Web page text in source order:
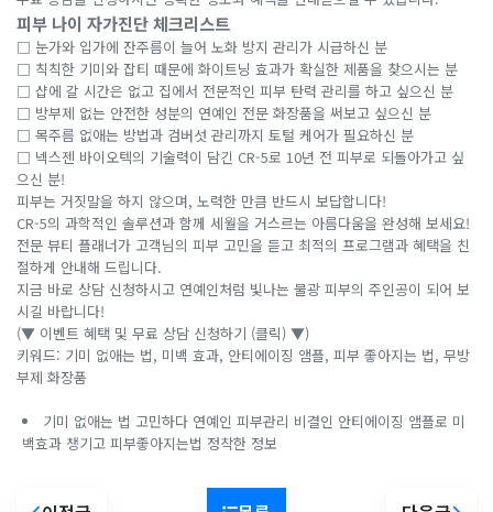
피부 나이 자가진단 체크리스트
□ 눈가와 입가에 잔주름이 늘어 노화 방지 관리가 시급하신 분
□ 칙칙한 기미와 잡티 때문에 화이트닝 효과가 확실한 제품을 찾으시는 분
□ 샵에 갈 시간은 없고 집에서 전문적인 피부 탄력 관리를 하고 싶으신 분
□ 방부제 없는 안전한 성분의 연예인 전문 화장품을 써보고 싶으신 분
□ 목주름 없애는 방법과 검버섯 관리까지 토털 케어가 필요하신 분
□ 넥스젠 바이오텍의 기술력이 담긴 CR-5로 10년 전 피부로 되돌아가고 싶
으신 분!
피부는 거짓말을 하지 않으며, 노력한 만큼 반드시 보답합니다!
CR-5의 과학적인 솔루션과 함께 세월을 거스르는 아름다움을 완성해 보세요!
전문 뷰티 플래너가 고객님의 피부 고민을 듣고 최적의 프로그램과 혜택을 친
절하게 안내해 드립니다.
지금 바로 상담 신청하시고 연예인처럼 빛나는 물광 피부의 주인공이 되어 보
시길 바랍니다!
(▼ 이벤트 혜택 및 무료 상담 신청하기 (클릭) ▼)
키워드: 기미 없애는 법, 미백 효과, 안티에이징 앰플, 피부 좋아지는 법, 무방
부제 화장품
기미 없애는 법 고민하다 연예인 피부관리 비결인 안티에이징 앰플로 미
백효과 챙기고 피부좋아지는법 정착한 정보